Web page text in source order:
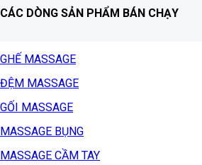
CÁC DÒNG SẢN PHẨM BÁN CHẠY
GHẾ MASSAGE
ĐỆM MASSAGE
GỐI MASSAGE
MASSAGE BỤNG
MASSAGE CẦM TAY